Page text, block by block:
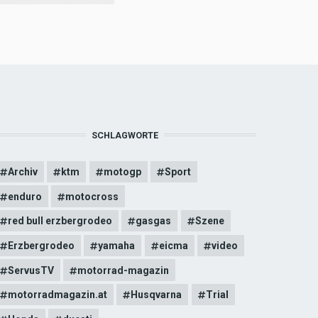
SCHLAGWORTE
Archiv ktm motogp Sport
enduro motocross
red bull erzbergrodeo gasgas Szene
Erzbergrodeo yamaha eicma video
ServusTV motorrad-magazin
motorradmagazin.at Husqvarna Trial